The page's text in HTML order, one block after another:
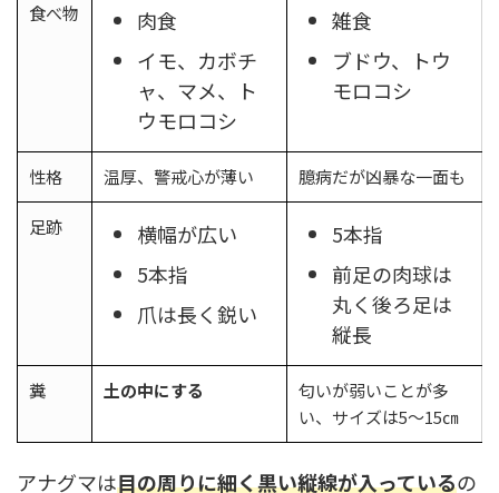
食べ物
肉食
イモ、カボチ
ャ、マメ、ト
ウモロコシ
雑食
ブドウ、トウ
モロコシ
性格 温厚、警戒心が薄い 臆病だが凶暴な一面も
足跡
横幅が広い
5本指
爪は長く鋭い
5本指
前足の肉球は
丸く後ろ足は
縦長
糞 土の中にする
匂いが弱いことが多
い、サイズは5～15㎝
アナグマは目の周りに細く黒い縦線が入っているの